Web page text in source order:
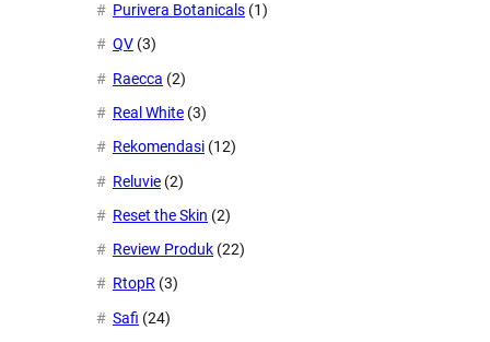
Purivera Botanicals (1)
QV (3)
Raecca (2)
Real White (3)
Rekomendasi (12)
Reluvie (2)
Reset the Skin (2)
Review Produk (22)
RtopR (3)
Safi (24)